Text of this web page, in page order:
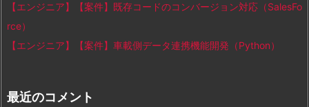
【エンジニア】【案件】既存コードのコンバージョン対応（SalesFo
rce）
【エンジニア】【案件】車載側データ連携機能開発（Python）
最近のコメント